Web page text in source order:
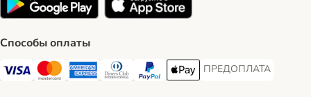
Способы оплаты
Visa Payment Method
Mastercard Payment Method
American Express Payment Method
Diners Club Payment Method
PayPal Payment Method
Apple Pay Payment Method
ПРЕДОПЛАТА
ПРЕДОПЛАТА